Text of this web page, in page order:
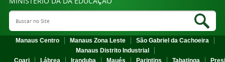
Search Site
Manaus Centro Manaus Zona Leste
São Gabriel da Cachoeira
Manaus Distrito Industrial